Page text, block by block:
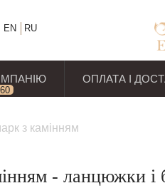
RU
EN
відгуків
ОПЛАТА І
з камінням
- ланцюжки і